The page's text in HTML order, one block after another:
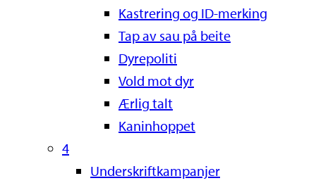
Kastrering og ID-merking
Tap av sau på beite
Dyrepoliti
Vold mot dyr
Ærlig talt
Kaninhoppet
4
Underskriftkampanjer